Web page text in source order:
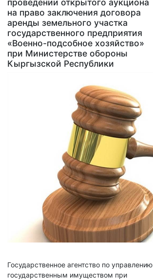
проведении открытого аукциона
на право заключения договора
аренды земельного участка
государственного предприятия
«Военно-подсобное хозяйство»
при Министерстве обороны
Кыргызской Республики
Государственное агентство по управлению
государственным имуществом при